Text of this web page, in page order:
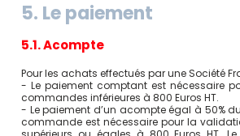
5. Le paiement
5.1. Acompte
Pour les achats effectués par une Société
- Le paiement comptant est nécessaire
commandes inférieures à 800 Euros HT.
- Le paiement d’un acompte égal à 50%
commande est nécessaire pour la